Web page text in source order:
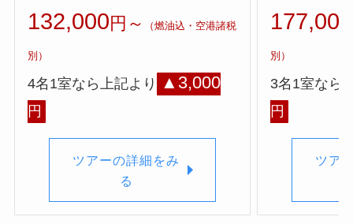
132,000 円～ （燃油込・空港諸税
別）
4名1室なら上記より ▲3,000
円
ツアーの詳細をみ
る
177,000
別）
3名1室なら
円
ツア